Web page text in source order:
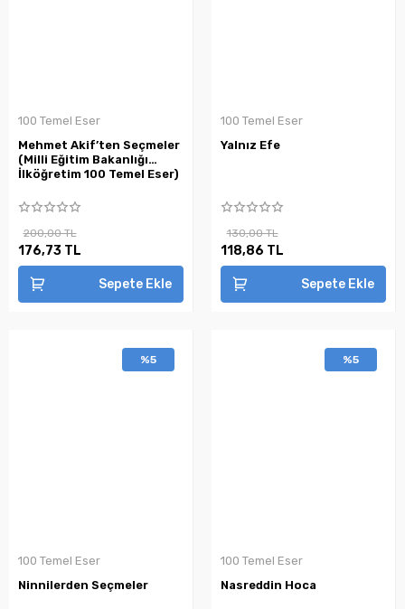
100 Temel Eser
Mehmet Akif’ten Seçmeler
(Milli Eğitim Bakanlığı
İlköğretim 100 Temel Eser)
200,00 TL
176,73 TL
Sepete Ekle
100 Temel Eser
Yalnız Efe
130,00 TL
118,86 TL
Sepete Ekle
%5
100 Temel Eser
Ninnilerden Seçmeler
%5
100 Temel Eser
Nasreddin Hoca